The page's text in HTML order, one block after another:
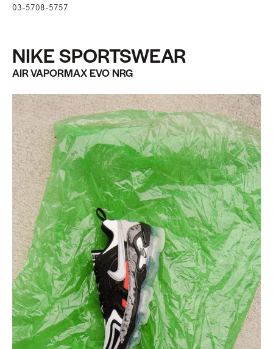
03-5708-5757
NIKE SPORTSWEAR
AIR VAPORMAX EVO NRG